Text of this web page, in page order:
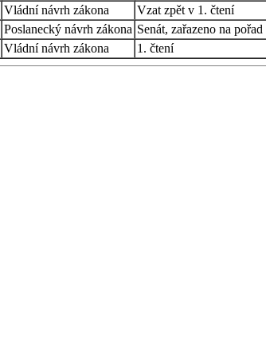
Vládní návrh zákona
Vzat zpět v 1. čtení
Poslanecký návrh zákona Senát, zařazeno na pořad
Vládní návrh zákona 1. čtení